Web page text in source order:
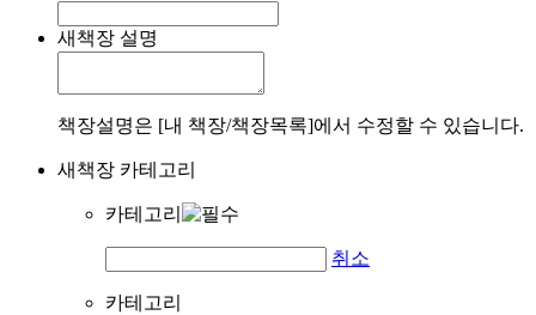
새책장 설명
책장설명은 [내 책장/책장목록]에서 수정할 수 있습니다.
새책장 카테고리
카테고리
취소
카테고리